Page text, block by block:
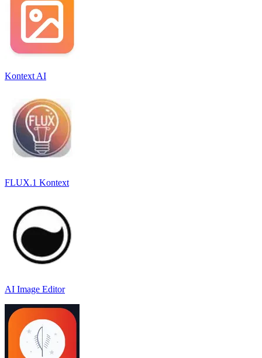
Kontext AI
FLUX.1 Kontext
AI Image Editor